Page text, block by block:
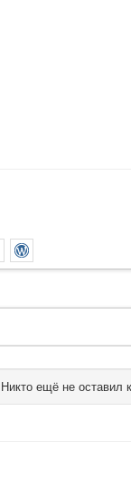
Никто ещё не оставил